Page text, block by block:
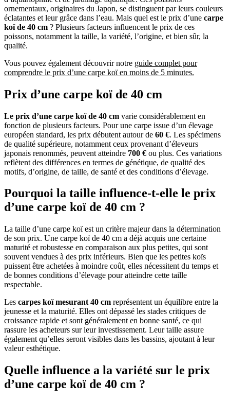
ornementaux, originaires du Japon, se distinguent par leurs couleurs
éclatantes et leur grâce dans l’eau. Mais quel est le prix d’une carpe
koï de 40 cm ? Plusieurs facteurs influencent le prix de ces
poissons, notamment la taille, la variété, l’origine, et bien sûr, la
qualité.
Vous pouvez également découvrir notre guide complet pour
comprendre le prix d’une carpe koï en moins de 5 minutes.
Prix d’une carpe koï de 40 cm
Le prix d’une carpe koï de 40 cm varie considérablement en
fonction de plusieurs facteurs. Pour une carpe issue d’un élevage
européen standard, les prix débutent autour de 60 €. Les spécimens
de qualité supérieure, notamment ceux provenant d’éleveurs
japonais renommés, peuvent atteindre 700 € ou plus. Ces variations
reflètent des différences en termes de génétique, de qualité des
motifs, d’origine, de taille, de santé et des conditions d’élevage.
Pourquoi la taille influence-t-elle le prix
d’une carpe koï de 40 cm ?
La taille d’une carpe koï est un critère majeur dans la détermination
de son prix. Une carpe koï de 40 cm a déjà acquis une certaine
maturité et robustesse en comparaison aux plus petites, qui sont
souvent vendues à des prix inférieurs. Bien que les petites koïs
puissent être achetées à moindre coût, elles nécessitent du temps et
de bonnes conditions d’élevage pour atteindre cette taille
respectable.
Les carpes koï mesurant 40 cm représentent un équilibre entre la
jeunesse et la maturité. Elles ont dépassé les stades critiques de
croissance rapide et sont généralement en bonne santé, ce qui
rassure les acheteurs sur leur investissement. Leur taille assure
également qu’elles seront visibles dans les bassins, ajoutant à leur
valeur esthétique.
Quelle influence a la variété sur le prix
d’une carpe koï de 40 cm ?